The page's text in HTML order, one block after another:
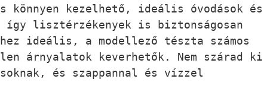
könnyen kezelhető, ideális óvodások és
így lisztérzékenyek is biztonságosan
ideális, a modellező tészta számos
árnyalatok keverhetők. Nem szárad ki
és szappannal és vízzel